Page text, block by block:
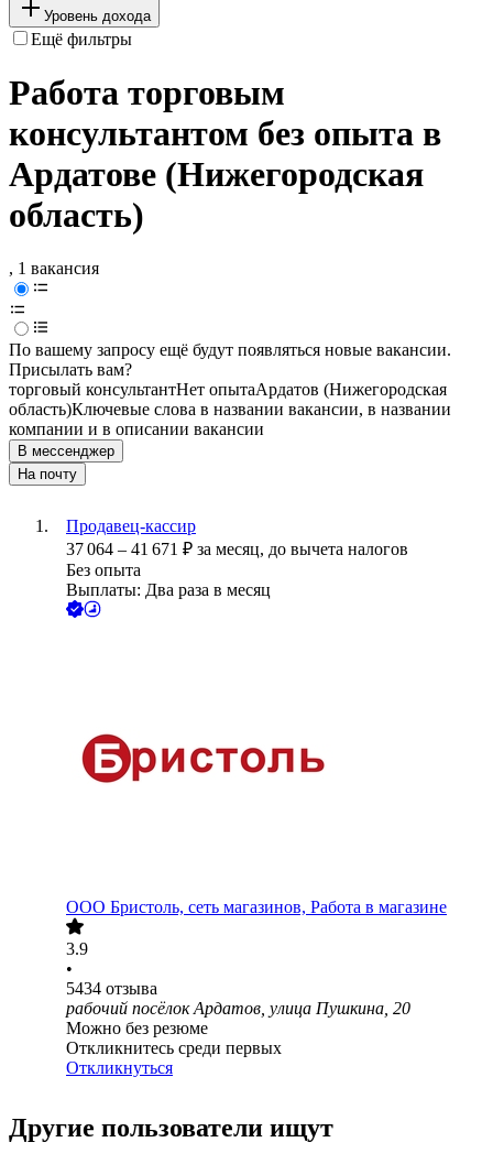
Уровень дохода
Ещё фильтры
Работа торговым
консультантом без опыта в
Ардатове (Нижегородская
область)
, 1 вакансия
По вашему запросу ещё будут появляться новые вакансии.
Присылать вам?
торговый консультантНет опытаАрдатов (Нижегородская
область)Ключевые слова в названии вакансии, в названии
компании и в описании вакансии
В мессенджер
На почту
Продавец-кассир
37 064 – 41 671 ₽ за месяц, до вычета налогов
Без опыта
Выплаты: Два раза в месяц
ООО Бристоль, сеть магазинов, Работа в магазине
3.9
•
5434 отзыва
рабочий посёлок Ардатов, улица Пушкина, 20
Можно без резюме
Откликнитесь среди первых
Откликнуться
Другие пользователи ищут